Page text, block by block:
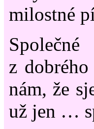
milostné
z
nám, že
už jen …